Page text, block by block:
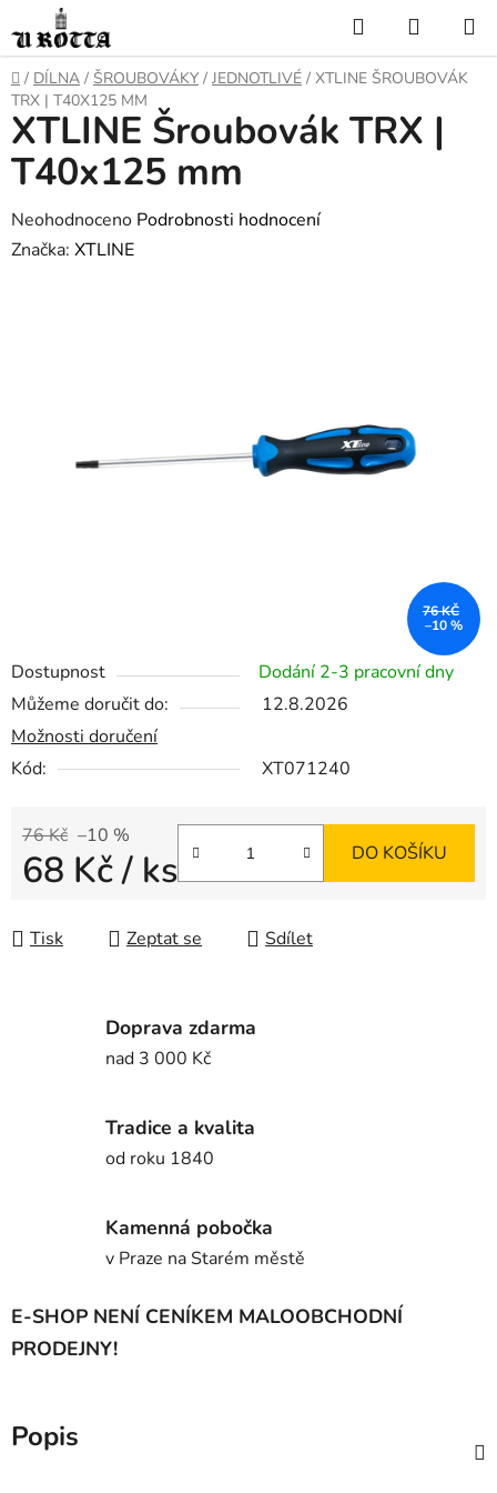
na
obsah
Hledat
KOŠÍK
DOMŮ
/ DÍLNA / ŠROUBOVÁKY / JEDNOTLIVÉ / XTLINE ŠROUBOVÁK
TRX | T40X125 MM
Dostupnost
Dodání 2-3 pracovní dny
Můžeme doručit do:
12.8.2026
Možnosti doručení
Kód:
XT071240
76 Kč –10 %
68 Kč/ ks DO KOŠÍKU
Tisk Zeptat se Sdílet
XTLINE Šroubovák TRX |
T40x125 mm
Průměrné
hodnocení
Neohodnoceno Podrobnosti hodnocení
Značka: XTLINE
76 KČ
–10 %
Doprava zdarma
nad 3 000 Kč
Tradice a kvalita
od roku 1840
Kamenná pobočka
v Praze na Starém městě
E-SHOP NENÍ CENÍKEM MALOOBCHODNÍ
PRODEJNY!
Popis